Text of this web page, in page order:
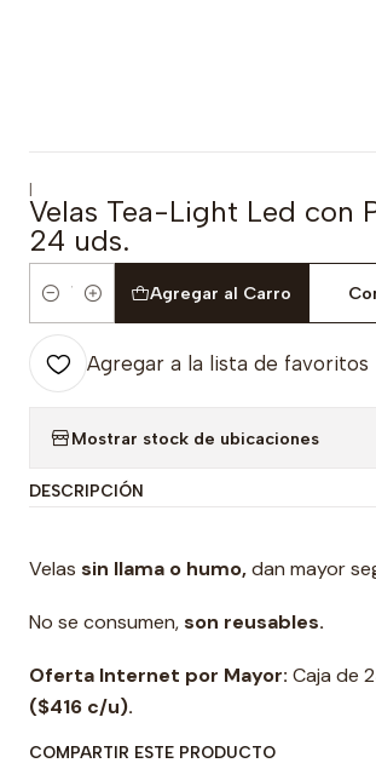
|
Velas Tea-Light Led con
24 uds.
Cantidad
Agregar al Carro
Agregar a la lista de favoritos
Mostrar stock de ubicaciones
DESCRIPCIÓN
Velas sin llama o humo,dan mayor
No se consumen,son reusables.
Oferta Internet por Mayor: Caja de
($416 c/u).
COMPARTIR ESTE PRODUCTO